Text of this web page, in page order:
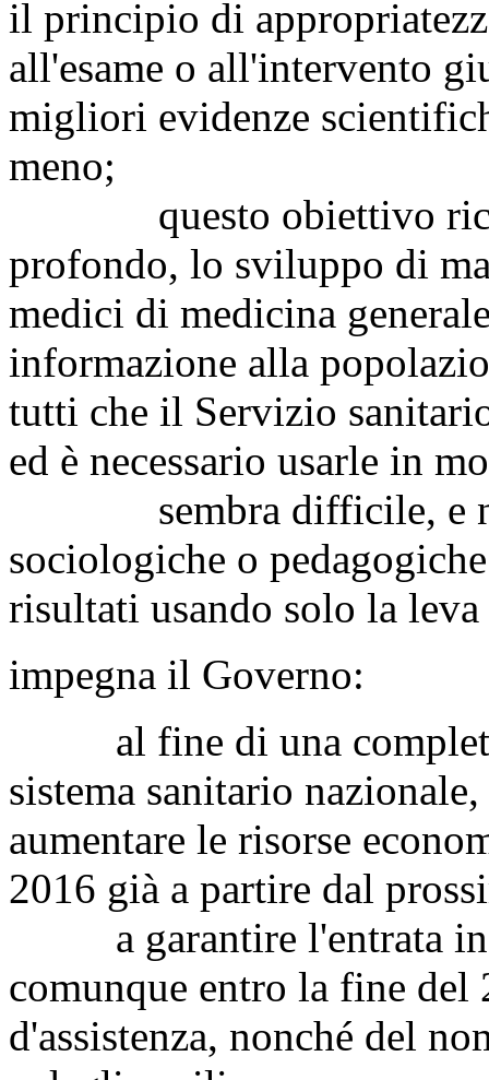
il principio di
all'esame o all'intervento
migliori evidenze
meno;
questo obiettivo
profondo, lo sviluppo di
medici di medicina
informazione alla
tutti che il Servizio
ed è necessario usarle in
sembra difficile, e non
sociologiche o
risultati usando solo la
impegna il Governo:
al fine di una completa
sistema sanitario
aumentare le risorse
2016 già a partire dal
a garantire l'entrata in
comunque entro la fine
d'assistenza, nonché del